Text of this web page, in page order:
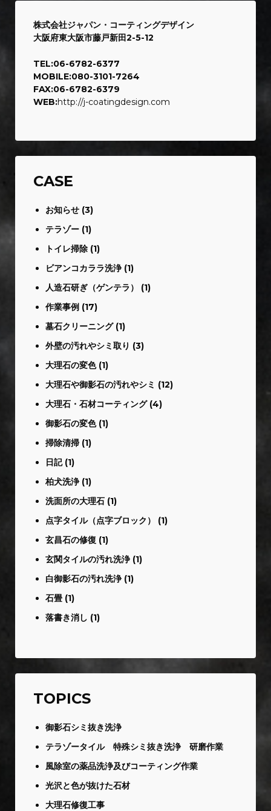
株式会社ジャパン・コーティングデザイン
大阪府東大阪市藤戸新田2-5-12
TEL:06-6782-6377
MOBILE:080-3101-7264
FAX:06-6782-6379
WEB:http://j-coatingdesign.com
CASE
お知らせ (3)
テラゾー (1)
トイレ掃除 (1)
ビアンコカララ洗浄(1)
人造石研ぎ（ゲンテラ）
(1)
作業事例 (17)
墓石クリーニング(1)
外壁の汚れやシミ取り (3)
大理石の変色(1)
大理石や御影石の汚れやシミ (12)
大理石・石材コーティング(4)
御影石の変色(1)
掃除清掃 (1)
日記(1)
柏犬洗浄(1)
洗面所の大理石 (1)
点字タイル（点字ブロック）
(1)
玄昌石の修復 (1)
玄関タイルの汚れ洗浄(1)
白御影石の汚れ洗浄(1)
石畳 (1)
落書き消し (1)
TOPICS
御影石シミ抜き洗浄
テラゾータイル 特殊シミ抜き洗浄 研磨作業
風除室の薬品洗浄及びコーティング作業
光沢と色が抜けた石材
大理石修復工事